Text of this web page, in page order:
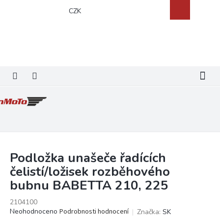
CZK
košík
Podložka unašeče řadících
čelistí/ložisek rozběhového
bubnu BABETTA 210, 225
2104100
Průměrné
Neohodnoceno Podrobnosti hodnocení Značka: SK